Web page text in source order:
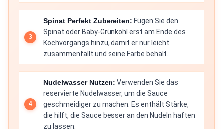
Spinat Perfekt Zubereiten: Fügen Sie den
Spinat oder Baby-Grünkohl erst am Ende des
Kochvorgangs hinzu, damit er nur leicht
zusammenfällt und seine Farbe behält.
Nudelwasser Nutzen: Verwenden Sie das
reservierte Nudelwasser, um die Sauce
geschmeidiger zu machen. Es enthält Stärke,
die hilft, die Sauce besser an den Nudeln haften
zu lassen.